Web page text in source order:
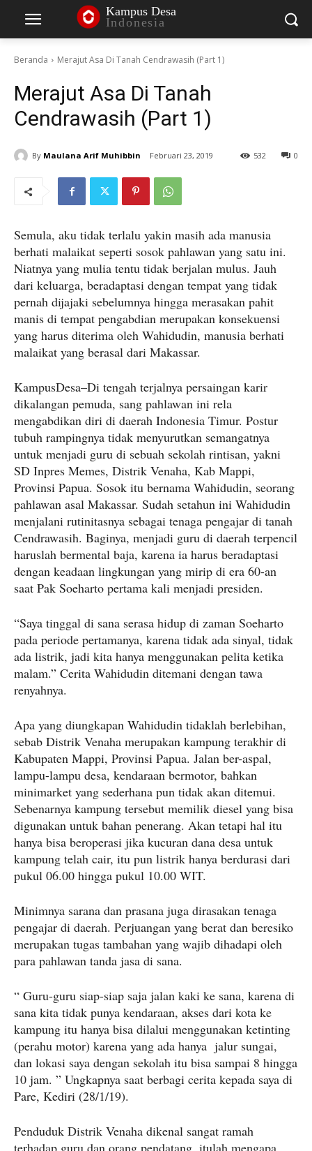
Kampus Desa
Indonesia
Beranda Merajut Asa Di Tanah Cendrawasih (Part 1)
Merajut Asa Di Tanah
Cendrawasih (Part 1)
By Maulana Arif Muhibbin Februari 23, 2019 0
532
Semula, aku tidak terlalu yakin masih ada manusia
berhati malaikat seperti sosok pahlawan yang satu ini.
Niatnya yang mulia tentu tidak berjalan mulus. Jauh
dari keluarga, beradaptasi dengan tempat yang tidak
pernah dijajaki sebelumnya hingga merasakan pahit
manis di tempat pengabdian merupakan konsekuensi
yang harus diterima oleh Wahidudin, manusia berhati
malaikat yang berasal dari Makassar.
KampusDesa–Di tengah terjalnya persaingan karir
dikalangan pemuda, sang pahlawan ini rela
mengabdikan diri di daerah Indonesia Timur. Postur
tubuh rampingnya tidak menyurutkan semangatnya
untuk menjadi guru di sebuah sekolah rintisan, yakni
SD Inpres Memes, Distrik Venaha, Kab Mappi,
Provinsi Papua. Sosok itu bernama Wahidudin, seorang
pahlawan asal Makassar. Sudah setahun ini Wahidudin
menjalani rutinitasnya sebagai tenaga pengajar di tanah
Cendrawasih. Baginya, menjadi guru di daerah terpencil
haruslah bermental baja, karena ia harus beradaptasi
dengan keadaan lingkungan yang mirip di era 60-an
saat Pak Soeharto pertama kali menjadi presiden.
“Saya tinggal di sana serasa hidup di zaman Soeharto
pada periode pertamanya, karena tidak ada sinyal, tidak
ada listrik, jadi kita hanya menggunakan pelita ketika
malam.” Cerita Wahidudin ditemani dengan tawa
renyahnya.
Apa yang diungkapan Wahidudin tidaklah berlebihan,
sebab Distrik Venaha merupakan kampung terakhir di
Kabupaten Mappi, Provinsi Papua. Jalan ber-aspal,
lampu-lampu desa, kendaraan bermotor, bahkan
minimarket yang sederhana pun tidak akan ditemui.
Sebenarnya kampung tersebut memilik diesel yang bisa
digunakan untuk bahan penerang. Akan tetapi hal itu
hanya bisa beroperasi jika kucuran dana desa untuk
kampung telah cair, itu pun listrik hanya berdurasi dari
pukul 06.00 hingga pukul 10.00 WIT.
Minimnya sarana dan prasana juga dirasakan tenaga
pengajar di daerah. Perjuangan yang berat dan beresiko
merupakan tugas tambahan yang wajib dihadapi oleh
para pahlawan tanda jasa di sana.
“ Guru-guru siap-siap saja jalan kaki ke sana, karena di
sana kita tidak punya kendaraan, akses dari kota ke
kampung itu hanya bisa dilalui menggunakan ketinting
(perahu motor) karena yang ada hanya jalur sungai,
dan lokasi saya dengan sekolah itu bisa sampai 8 hingga
10 jam. ” Ungkapnya saat berbagi cerita kepada saya di
Pare, Kediri (28/1/19).
Penduduk Distrik Venaha dikenal sangat ramah
terhadap guru dan orang pendatang, itulah mengapa